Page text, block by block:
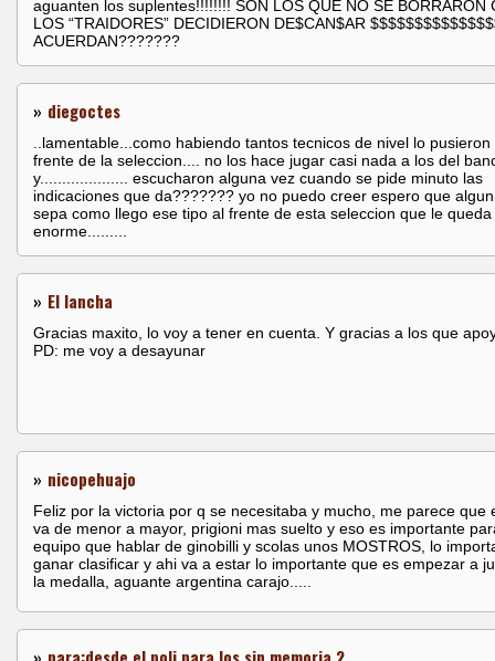
aguanten los suplentes!!!!!!!! SON LOS QUE NO SE BORRARON
LOS “TRAIDORES” DECIDIERON DE$CAN$AR
ACUERDAN???????
» diegoctes
..lamentable...como habiendo tantos tecnicos de nivel lo
frente de la seleccion.... no los hace jugar casi nada a los del
y.................... escucharon alguna vez cuando se pide minuto las
indicaciones que da??????? yo no puedo creer espero que
sepa como llego ese tipo al frente de esta seleccion que le queda
enorme.........
» El lancha
Gracias maxito, lo voy a tener en cuenta. Y gracias a los que
PD: me voy a desayunar
» nicopehuajo
Feliz por la victoria por q se necesitaba y mucho, me parece que
va de menor a mayor, prigioni mas suelto y eso es importante
equipo que hablar de ginobilli y scolas unos MOSTROS, lo
ganar clasificar y ahi va a estar lo importante que es empezar a
la medalla, aguante argentina carajo.....